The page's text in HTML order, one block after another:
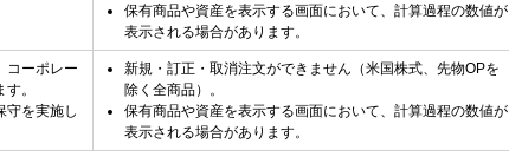
保有商品や資産を表示する画面において、計算過程の数値が
表示される場合があります。
コーポレー
。
守を実施し
新規・訂正・取消注文ができません（米国株式、先物OPを
除く全商品）。
保有商品や資産を表示する画面において、計算過程の数値が
表示される場合があります。